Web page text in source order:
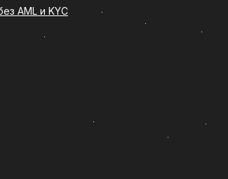
оформления
преимуществ:
AML и KYC